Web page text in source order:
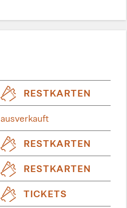
RESTKARTEN
ausverkauft
RESTKARTEN
RESTKARTEN
TICKETS